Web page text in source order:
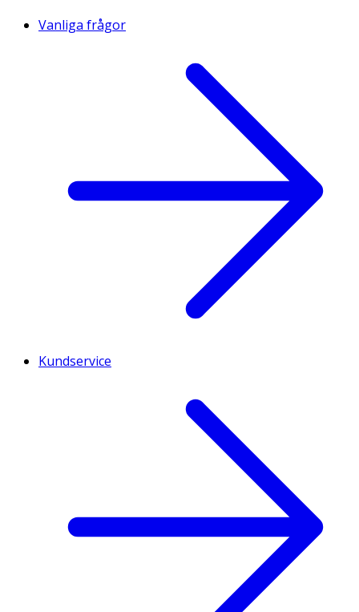
Vanliga frågor
Kundservice